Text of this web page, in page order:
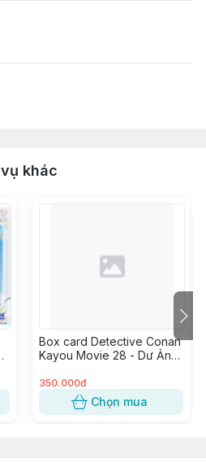
khác
Box card Detective Conan
Kayou Movie 28 - Dư Ảnh
350.000đ
Chọn mua